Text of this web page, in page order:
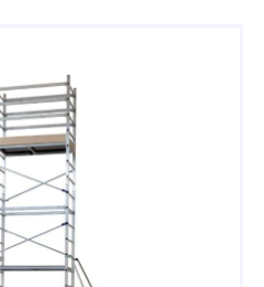
COMPONENTI